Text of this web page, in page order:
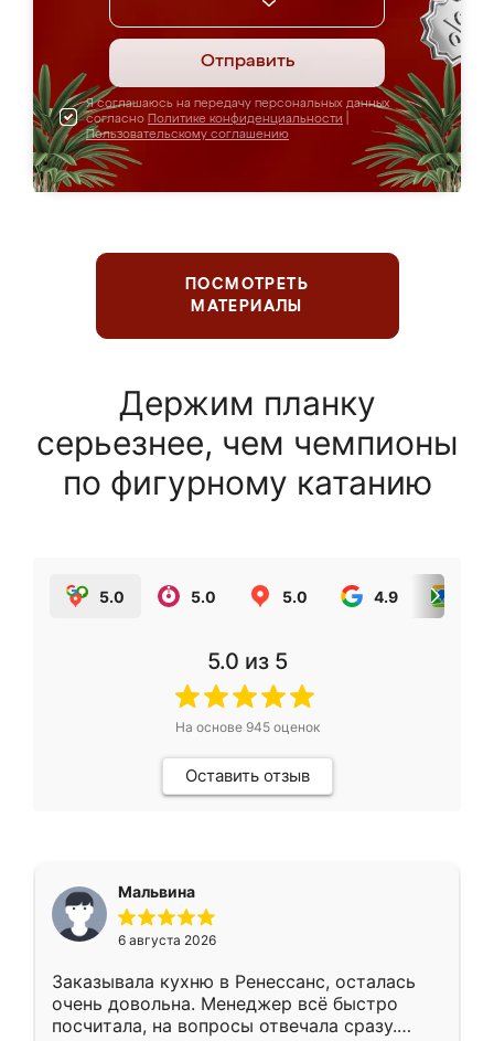
Отправить
Я соглашаюсь на передачу персональных данных
согласно Политике конфиденциальности
Пользовательскому соглашению
ПОСМОТРЕТЬ
МАТЕРИАЛЫ
Держим планку
серьезнее, чем чемпионы
по фигурному катанию
5.0 5.0 5.0 4.9
5.0 из 5
На основе 945оценок
Оставить отзыв
Мальвина
6 августа 2026
Заказывала кухню в Ренессанс, осталась
очень довольна. Менеджер всё быстро
посчитала, на вопросы отвечала сразу.